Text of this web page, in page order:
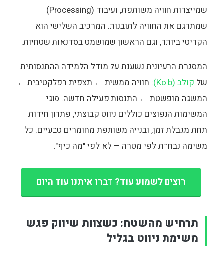
שמייצרות חוויה משותפת, ועיבוד (Processing)
שמתרגם את החוויה לתובנות. המרכיב השלישי הוא
הקריטי ביותר, וגם הראשון שמושמט בסדנאות שטחיות.
המסגרת הרעיונית נשענת על מודל הלמידה ההתנסותית
של קולב (Kolb)
: חוויה ממשית ← תצפית רפלקטיבית ←
המשגה מופשטת ← התנסות פעילה חדשה. סוגי
המשימות הנפוצים כוללים ניווט קבוצתי, פתרון חידות
תחת מגבלת זמן, ובנייה משותפת מחומרים טבעיים. כל
משימה נבחרת לפי מטרה — לא לפי "מה כיף".
רוצים לשמוע עוד? דברו איתנו עוד היום
תרחיש מהשטח: כשצוות שיווק פגש
משימת ניווט בגליל